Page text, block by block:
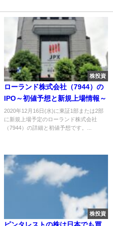
株投資
ローランド株式会社（7944）の
IPO～初値予想と新規上場情報～
2020年12月16日(水)に東証1部または2部
に新規上場予定のローランド株式会社
（7944）の詳細と初値予想です。...
株投資
ピンタレストの株は日本でも買